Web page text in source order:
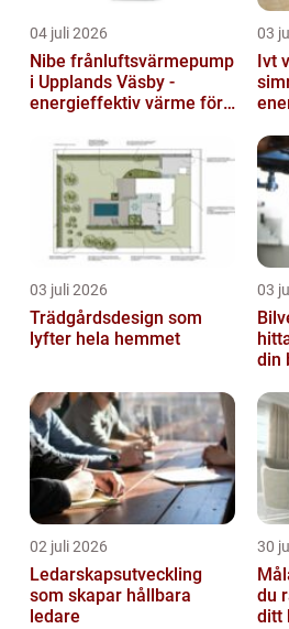
04 juli 2026
Nibe frånluftsvärmepump
i Upplands Väsby -
energieffektiv värme för
03
Ivt
03 juli 2026
Trädgårdsdesign som
lyfter hela hemmet
03
din
02 juli 2026
Ledarskapsutveckling
som skapar hållbara
ledare
30
du
ditt